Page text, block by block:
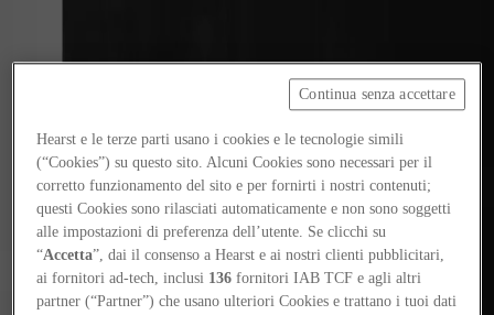
Contacts
EN
Log in
Home
Hearst e le terze parti usano i cookies e le tecnologie simili
(“Cookies”) su questo sito. Alcuni Cookies sono necessari per il
corretto funzionamento del sito e per fornirti i nostri contenuti;
questi Cookies sono rilasciati automaticamente e non sono soggetti
alle impostazioni di preferenza dell’utente. Se clicchi su
“Accetta”, dai il consenso a Hearst e ai nostri clienti pubblicitari,
ai fornitori ad-tech, inclusi 136 fornitori IAB TCF e agli altri
partner (“Partner”) che usano ulteriori Cookies e trattano i tuoi dati
Continua senza accettare